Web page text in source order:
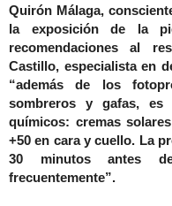
Quirón Málaga,
la exposición de la
recomendaciones al
Castillo, especialista en
“además de los
sombreros y gafas, es
químicos: cremas
+50 en cara y cuello. La
30 minutos antes
frecuentemente”.